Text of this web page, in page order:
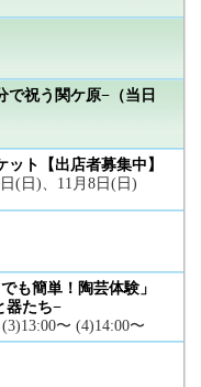
で祝う関ケ原−（当日
ト【出店者募集中】
(日)、11月8日(日)
も簡単！陶芸体験」
器たち−
〜 (4)14:00〜